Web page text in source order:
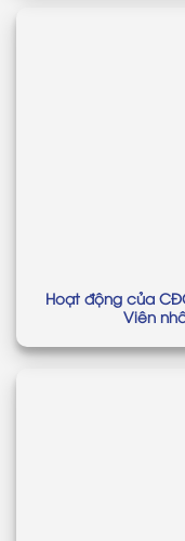
Hoạt động của
Viên